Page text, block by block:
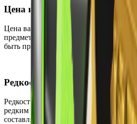
Цена и доступность
Цена варьируется от $143.15 до
предмет дорогим. В настоящее время
быть приобретён на вторичном рынке.
Редкость
Редкость этого скина — Тайное, что
редким и востребованным среди
составляет всего 0.64%.